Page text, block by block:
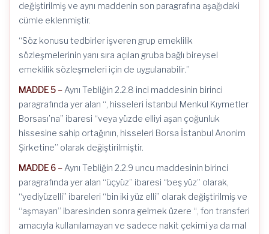
değiştirilmiş ve aynı maddenin son paragrafına aşağıdaki
cümle eklenmiştir.
“Söz konusu tedbirler işveren grup emeklilik
sözleşmelerinin yanı sıra açılan gruba bağlı bireysel
emeklilik sözleşmeleri için de uygulanabilir.”
MADDE 5 – Aynı Tebliğin 2.2.8 inci maddesinin birinci
paragrafında yer alan “, hisseleri İstanbul Menkul Kıymetler
Borsası’na” ibaresi “veya yüzde elliyi aşan çoğunluk
hissesine sahip ortağının, hisseleri Borsa İstanbul Anonim
Şirketine” olarak değiştirilmiştir.
MADDE 6 – Aynı Tebliğin 2.2.9 uncu maddesinin birinci
paragrafında yer alan “üçyüz” ibaresi “beş yüz” olarak,
“yediyüzelli” ibareleri “bin iki yüz elli” olarak değiştirilmiş ve
“aşmayan” ibaresinden sonra gelmek üzere “, fon transferi
amacıyla kullanılamayan ve sadece nakit çekimi ya da mal